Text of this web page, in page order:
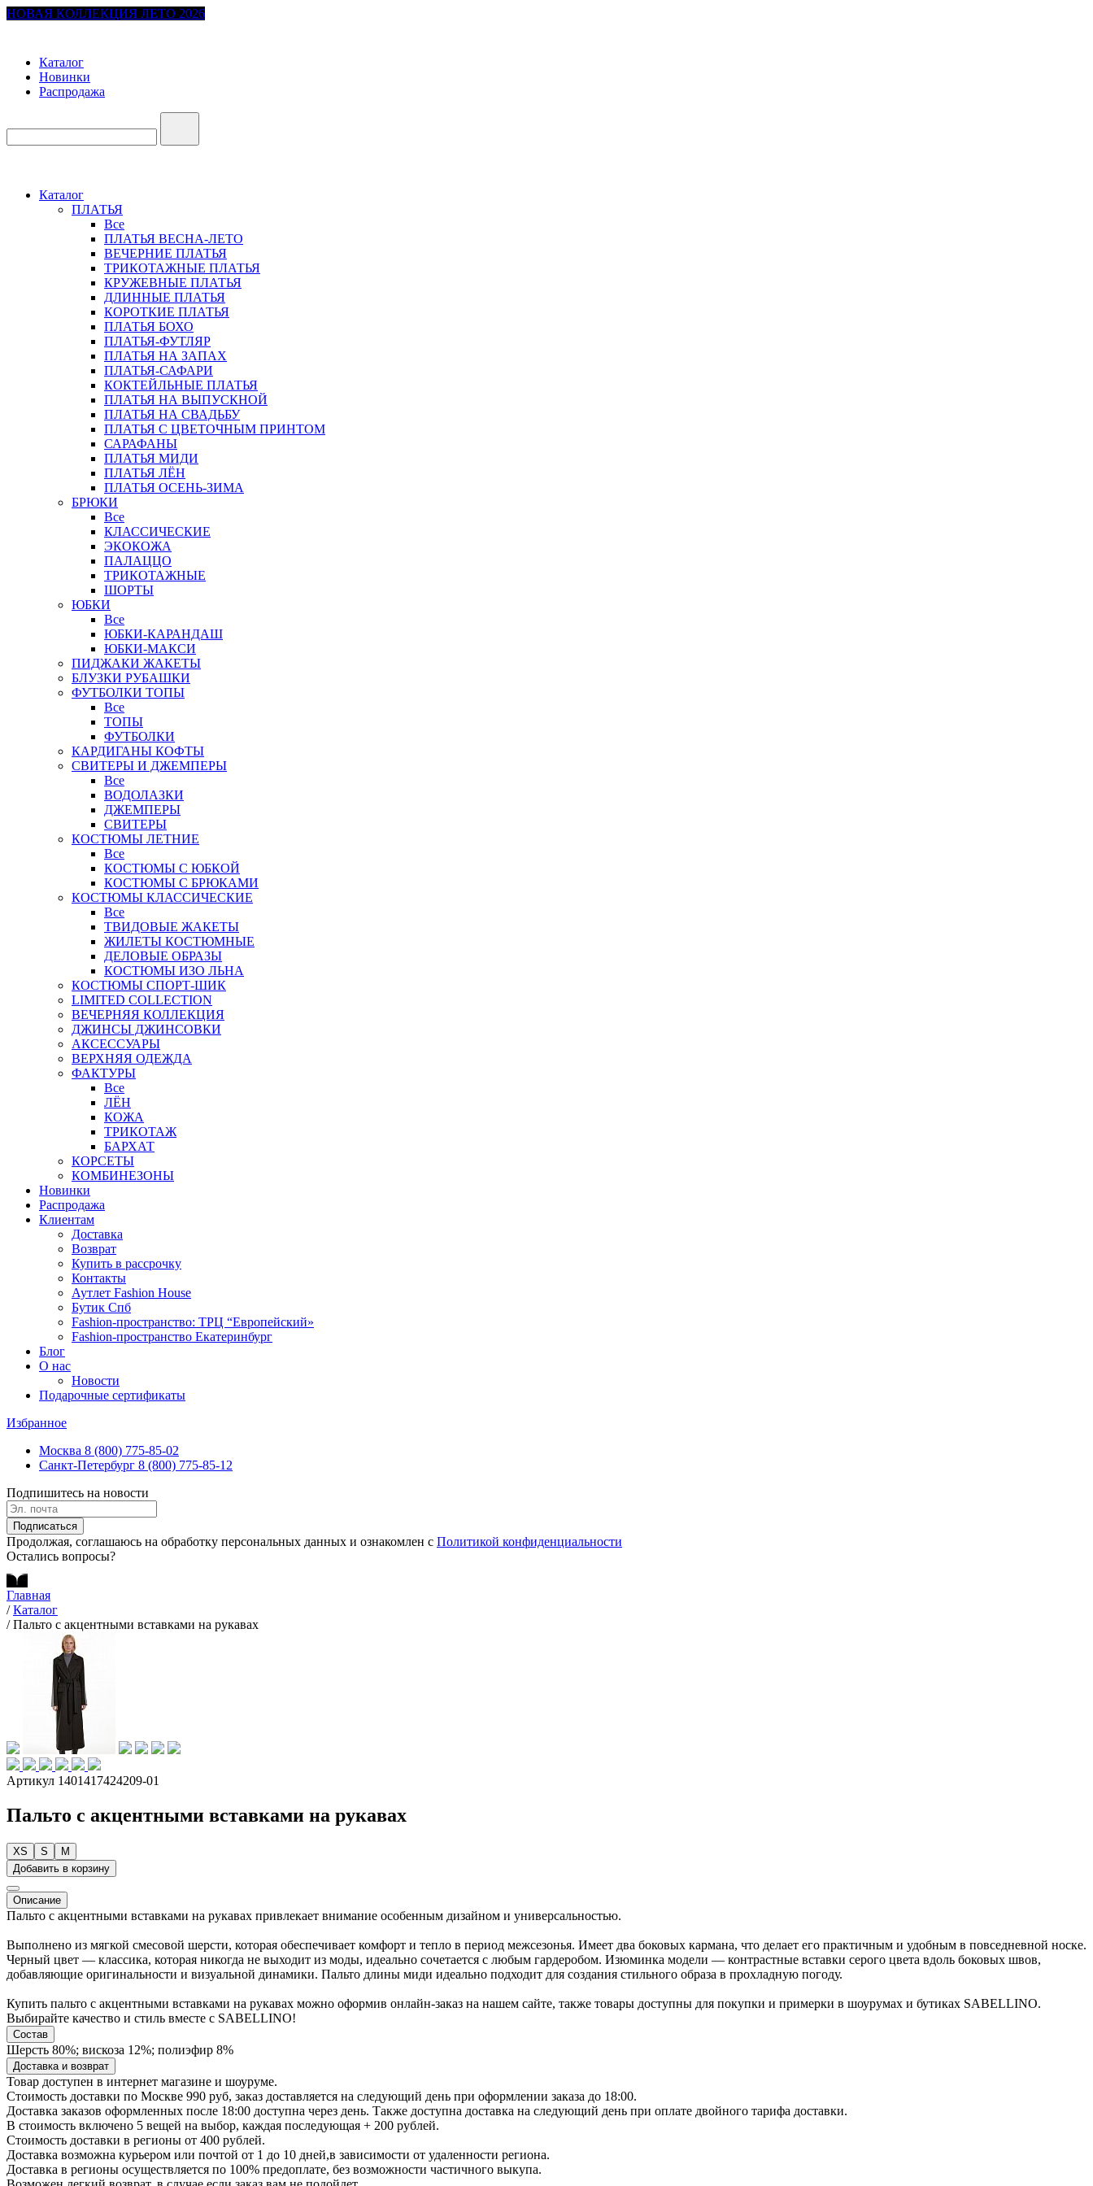
НОВАЯ КОЛЛЕКЦИЯ ЛЕТО 2026
Каталог
Новинки
Распродажа
Каталог
ПЛАТЬЯ
Все
ПЛАТЬЯ ВЕСНА-ЛЕТО
ВЕЧЕРНИЕ ПЛАТЬЯ
ТРИКОТАЖНЫЕ ПЛАТЬЯ
КРУЖЕВНЫЕ ПЛАТЬЯ
ДЛИННЫЕ ПЛАТЬЯ
КОРОТКИЕ ПЛАТЬЯ
ПЛАТЬЯ БОХО
ПЛАТЬЯ-ФУТЛЯР
ПЛАТЬЯ НА ЗАПАХ
ПЛАТЬЯ-САФАРИ
КОКТЕЙЛЬНЫЕ ПЛАТЬЯ
ПЛАТЬЯ НА ВЫПУСКНОЙ
ПЛАТЬЯ НА СВАДЬБУ
ПЛАТЬЯ С ЦВЕТОЧНЫМ ПРИНТОМ
САРАФАНЫ
ПЛАТЬЯ МИДИ
ПЛАТЬЯ ЛЁН
ПЛАТЬЯ ОСЕНЬ-ЗИМА
БРЮКИ
Все
КЛАССИЧЕСКИЕ
ЭКОКОЖА
ПАЛАЦЦО
ТРИКОТАЖНЫЕ
ШОРТЫ
ЮБКИ
Все
ЮБКИ-КАРАНДАШ
ЮБКИ-МАКСИ
ПИДЖАКИ ЖАКЕТЫ
БЛУЗКИ РУБАШКИ
ФУТБОЛКИ ТОПЫ
Все
ТОПЫ
ФУТБОЛКИ
КАРДИГАНЫ КОФТЫ
СВИТЕРЫ И ДЖЕМПЕРЫ
Все
ВОДОЛАЗКИ
ДЖЕМПЕРЫ
СВИТЕРЫ
КОСТЮМЫ ЛЕТНИЕ
Все
КОСТЮМЫ С ЮБКОЙ
КОСТЮМЫ С БРЮКАМИ
КОСТЮМЫ КЛАССИЧЕСКИЕ
Все
ТВИДОВЫЕ ЖАКЕТЫ
ЖИЛЕТЫ КОСТЮМНЫЕ
ДЕЛОВЫЕ ОБРАЗЫ
КОСТЮМЫ ИЗО ЛЬНА
КОСТЮМЫ СПОРТ-ШИК
LIMITED COLLECTION
ВЕЧЕРНЯЯ КОЛЛЕКЦИЯ
ДЖИНСЫ ДЖИНСОВКИ
АКСЕССУАРЫ
ВЕРХНЯЯ ОДЕЖДА
ФАКТУРЫ
Все
ЛЁН
КОЖА
ТРИКОТАЖ
БАРХАТ
КОРСЕТЫ
КОМБИНЕЗОНЫ
Новинки
Распродажа
Клиентам
Доставка
Возврат
Купить в рассрочку
Контакты
Аутлет Fashion House
Бутик Спб
Fashion-пространство: ТРЦ “Европейский»
Fashion-пространство Екатеринбург
Блог
О нас
Новости
Подарочные сертификаты
Избранное
Москва 8 (800) 775-85-02
Санкт-Петербург 8 (800) 775-85-12
Подпишитесь на новости
Подписаться
Продолжая, соглашаюсь на обработку персональных данных и ознакомлен с Политикой конфиденциальности
Остались вопросы?
Главная
/ Каталог
/ Пальто с акцентными вставками на рукавах
Артикул 1401417424209-01
Пальто с акцентными вставками на рукавах
XS S
M
Добавить в корзину
Описание
Пальто с акцентными вставками на рукавах привлекает внимание особенным дизайном и универсальностью.
Выполнено из мягкой смесовой шерсти, которая обеспечивает комфорт и тепло в период межсезонья. Имеет два боковых кармана, что делает его практичным и удобным в повседневной носке.
Черный цвет — классика, которая никогда не выходит из моды, идеально сочетается с любым гардеробом. Изюминка модели — контрастные вставки серого цвета вдоль боковых швов,
добавляющие оригинальности и визуальной динамики. Пальто длины миди идеально подходит для создания стильного образа в прохладную погоду.
Купить пальто с акцентными вставками на рукавах можно оформив онлайн-заказ на нашем сайте, также товары доступны для покупки и примерки в шоурумах и бутиках SABELLINO.
Выбирайте качество и стиль вместе с SABELLINO!
Состав
Шерсть 80%; вискоза 12%; полиэфир 8%
Доставка и возврат
Товар доступен в интернет магазине и шоуруме.
Стоимость доставки по Москве 990 руб, заказ доставляется на следующий день при оформлении заказа до 18:00.
Доставка заказов оформленных после 18:00 доступна через день. Также доступна доставка на следующий день при оплате двойного тарифа доставки.
В стоимость включено 5 вещей на выбор, каждая последующая + 200 рублей.
Стоимость доставки в регионы от 400 рублей.
Доставка возможна курьером или почтой от 1 до 10 дней,в зависимости от удаленности региона.
Доставка в регионы осуществляется по 100% предоплате, без возможности частичного выкупа.